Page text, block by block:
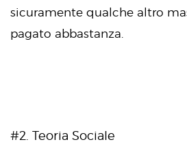
sicuramente qualche altro
pagato abbastanza.
#2. Teoria Sociale